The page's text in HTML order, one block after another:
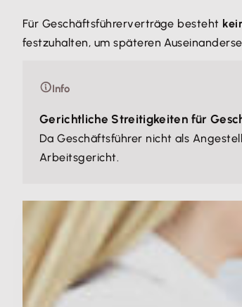
Für Geschäftsführerverträge besteht
festzuhalten, um späteren
Info
Gerichtliche Streitigkeiten für
Da Geschäftsführer nicht als
Arbeitsgericht.